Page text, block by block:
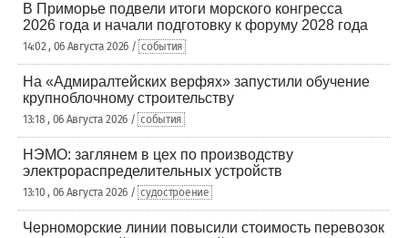
В Приморье подвели итоги морского конгресса
2026 года и начали подготовку к форуму 2028 года
14:02 , 06 Августа 2026 / события
На «Адмиралтейских верфях» запустили обучение
крупноблочному строительству
13:18 , 06 Августа 2026 / события
НЭМО: заглянем в цех по производству
электрораспределительных устройств
13:10 , 06 Августа 2026 / судостроение
Черноморские линии повысили стоимость перевозок